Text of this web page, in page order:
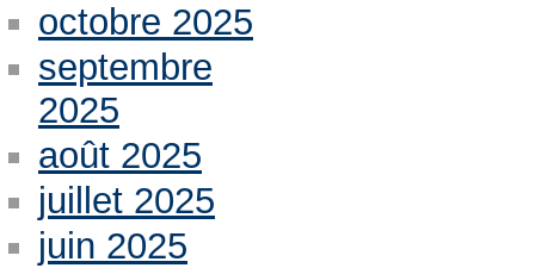
octobre 2025
septembre
2025
août 2025
juillet 2025
juin 2025